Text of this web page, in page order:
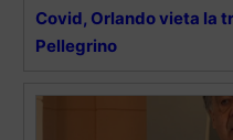
Covid, Orlando vieta la
Pellegrino